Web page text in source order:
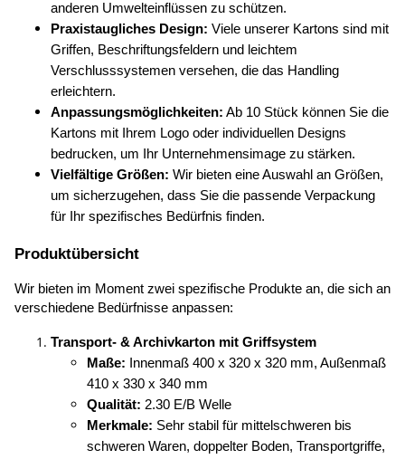
anderen Umwelteinflüssen zu schützen.
Praxistaugliches Design: Viele unserer Kartons sind mit
Griffen, Beschriftungsfeldern und leichtem
Verschlusssystemen versehen, die das Handling
erleichtern.
Anpassungsmöglichkeiten: Ab 10 Stück können Sie die
Kartons mit Ihrem Logo oder individuellen Designs
bedrucken, um Ihr Unternehmensimage zu stärken.
Vielfältige Größen: Wir bieten eine Auswahl an Größen,
um sicherzugehen, dass Sie die passende Verpackung
für Ihr spezifisches Bedürfnis finden.
Produktübersicht
Wir bieten im Moment zwei spezifische Produkte an, die sich an
verschiedene Bedürfnisse anpassen:
Transport- & Archivkarton mit Griffsystem
Maße: Innenmaß 400 x 320 x 320 mm, Außenmaß
410 x 330 x 340 mm
Qualität: 2.30 E/B Welle
Merkmale: Sehr stabil für mittelschweren bis
schweren Waren, doppelter Boden, Transportgriffe,